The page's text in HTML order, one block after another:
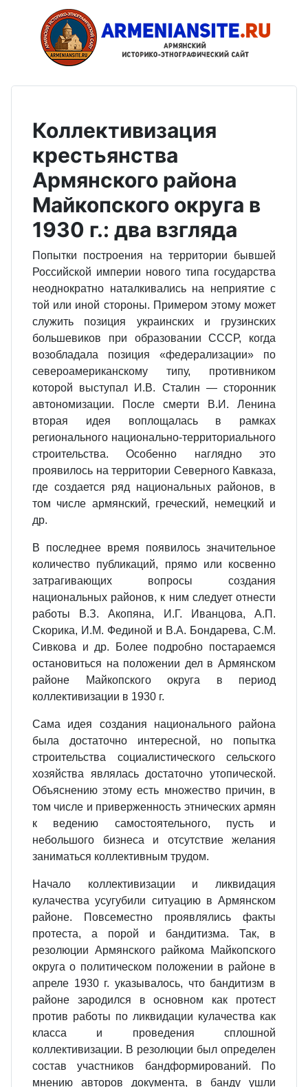
Коллективизация
крестьянства
Армянского района
Майкопского округа в
1930 г.: два взгляда
Попытки построения на территории бывшей
Российской империи нового типа государства
неоднократно наталкивались на неприятие с
той или иной стороны. Примером этому может
служить позиция украинских и грузинских
большевиков при образовании СССР, когда
возобладала позиция «федерализации» по
североамериканскому типу, противником
которой выступал И.В. Сталин — сторонник
автономизации. После смерти В.И. Ленина
вторая идея воплощалась в рамках
регионального национально-территориального
строительства. Особенно наглядно это
проявилось на территории Северного Кавказа,
где создается ряд национальных районов, в
том числе армянский, греческий, немецкий и
др.
В последнее время появилось значительное
количество публикаций, прямо или косвенно
затрагивающих вопросы создания
национальных районов, к ним следует отнести
работы В.З. Акопяна, И.Г. Иванцова, А.П.
Скорика, И.М. Фединой и В.А. Бондарева, С.М.
Сивкова и др. Более подробно постараемся
остановиться на положении дел в Армянском
районе Майкопского округа в период
коллективизации в 1930 г.
Сама идея создания национального района
была достаточно интересной, но попытка
строительства социалистического сельского
хозяйства являлась достаточно утопической.
Объяснению этому есть множество причин, в
том числе и приверженность этнических армян
к ведению самостоятельного, пусть и
небольшого бизнеса и отсутствие желания
заниматься коллективным трудом.
Начало коллективизации и ликвидация
кулачества усугубили ситуацию в Армянском
районе. Повсеместно проявлялись факты
протеста, а порой и бандитизма. Так, в
резолюции Армянского райкома Майкопского
округа о политическом положении в районе в
апреле 1930 г. указывалось, что бандитизм в
районе зародился в основном как протест
против работы по ликвидации кулачества как
класса и проведения сплошной
коллективизации. В резолюции был определен
состав участников бандформирований. По
мнению авторов документа, в банду ушли